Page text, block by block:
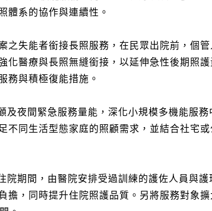
體系的協作與連續性。
之失能者銜接長照服務，在民眾出院前，個
化醫療與長照無縫銜接，以延伸急性後期照
務與積極復能措施。
及夜間緊急服務量能，深化小規模多機能服務
不同生活型態家庭的照顧需求，並結合社宅
院期間，由醫院安排受過訓練的護佐人員與護
擔，同時提升住院照護品質。另將服務對象